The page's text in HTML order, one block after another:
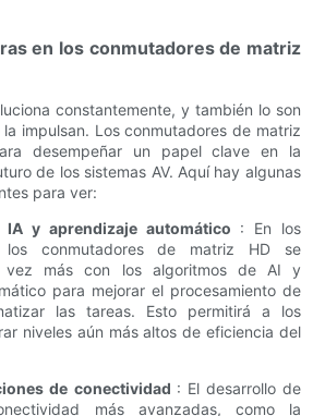
en los conmutadores de matriz
constantemente, y también lo son
impulsan. Los conmutadores de matriz
desempeñar un papel clave en la
de los sistemas AV. Aquí hay algunas
para ver:
IA y aprendizaje automático : En los
los conmutadores de matriz HD se
vez más con los algoritmos de AI y
para mejorar el procesamiento de
las tareas. Esto permitirá a los
niveles aún más altos de eficiencia del
de conectividad : El desarrollo de
más avanzadas, como la